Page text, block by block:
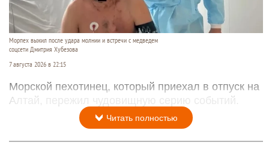
Морпех выжил после удара молнии и встречи с медведем
соцсети Дмитрия Хубезова
7 августа 2026 в 22:15
Морской пехотинец, который приехал в отпуск на
Алтай, пережил чудовищную серию событий.
Читать полностью